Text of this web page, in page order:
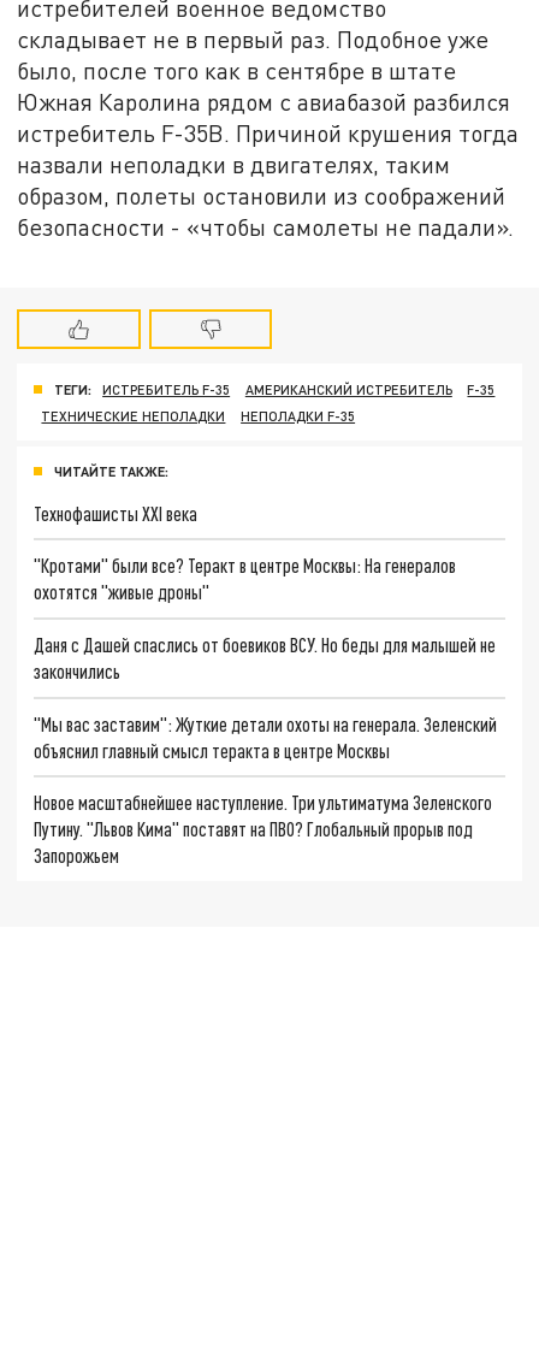
истребителей военное ведомство
складывает не в первый раз. Подобное уже
было, после того как в сентябре в штате
Южная Каролина рядом с авиабазой разбился
истребитель F-35B. Причиной крушения тогда
назвали неполадки в двигателях, таким
образом, полеты остановили из соображений
безопасности - «чтобы самолеты не падали».
ТЕГИ: ИСТРЕБИТЕЛЬ F-35 АМЕРИКАНСКИЙ ИСТРЕБИТЕЛЬ
F-35
ТЕХНИЧЕСКИЕ НЕПОЛАДКИ
НЕПОЛАДКИ F-35
ЧИТАЙТЕ ТАКЖЕ:
Технофашисты XXI века
"Кротами" были все? Теракт в центре Москвы: На генералов
охотятся "живые дроны"
Даня с Дашей спаслись от боевиков ВСУ. Но беды для малышей не
закончились
"Мы вас заставим": Жуткие детали охоты на генерала. Зеленский
объяснил главный смысл теракта в центре Москвы
Новое масштабнейшее наступление. Три ультиматума Зеленского
Путину. "Львов Кима" поставят на ПВО? Глобальный прорыв под
Запорожьем